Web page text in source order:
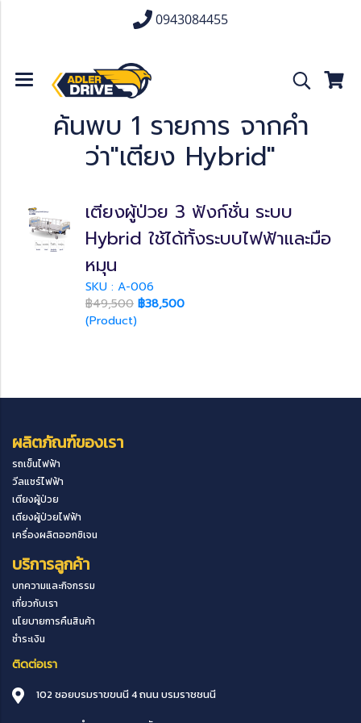
0943084455
ค้นพบ 1 รายการ จากคำ
ว่า"เตียง Hybrid"
เตียงผู้ป่วย 3 ฟังก์ชั่น ระบบ
Hybrid ใช้ได้ทั้งระบบไฟฟ้าและมือ
หมุน
SKU : A-006
฿49,500 ฿38,500
(Product)
ผลิตภัณฑ์ของเรา
รถเข็นไฟฟ้า
วีลแชร์ไฟฟ้า
เตียงผู้ป่วย
เตียงผู้ป่วยไฟฟ้า
เครื่องผลิตออกซิเจน
บริการลูกค้า
บทความและกิจกรรม
เกี่ยวกับเรา
นโยบายการคืนสินค้า
ชำระเงิน
ติดต่อเรา
102 ซอยบรมราขขนนี 4 ถนน บรมราชชนนี